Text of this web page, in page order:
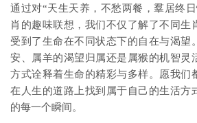
通过对“天生天养，不愁两餐，羣居终
肖的趣味联想，我们不仅了解了不同生
受到了生命在不同状态下的自在与渴望
安、属羊的渴望归属还是属猴的机智灵
方式诠释着生命的精彩与多样。愿我们
在人生的道路上找到属于自己的生活方
的每一个瞬间。